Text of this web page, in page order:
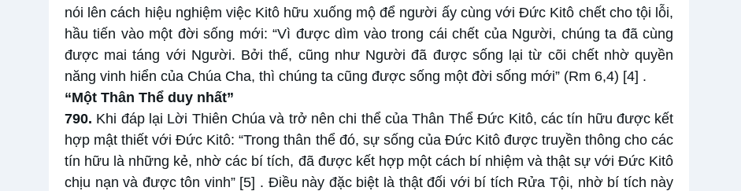
nói lên cách hiệu nghiệm việc Kitô hữu xuống mộ để người ấy cùng với Đức Kitô chết cho tội lỗi,
hầu tiến vào một đời sống mới: “Vì được dìm vào trong cái chết của Người, chúng ta đã cùng
được mai táng với Người. Bởi thế, cũng như Người đã được sống lại từ cõi chết nhờ quyền
năng vinh hiển của Chúa Cha, thì chúng ta cũng được sống một đời sống mới” (Rm 6,4) [4] .
“Một Thân Thể duy nhất”
790. Khi đáp lại Lời Thiên Chúa và trở nên chi thể của Thân Thể Đức Kitô, các tín hữu được kết
hợp mật thiết với Đức Kitô: “Trong thân thể đó, sự sống của Đức Kitô được truyền thông cho các
tín hữu là những kẻ, nhờ các bí tích, đã được kết hợp một cách bí nhiệm và thật sự với Đức Kitô
chịu nạn và được tôn vinh”[5] . Điều này đặc biệt là thật đối với bí tích Rửa Tội, nhờ bí tích này